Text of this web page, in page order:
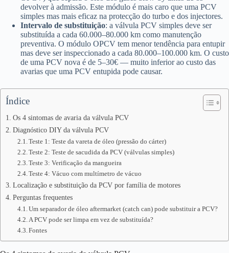
devolver à admissão. Este módulo é mais caro que uma PCV
simples mas mais eficaz na protecção do turbo e dos injectores.
Intervalo de substituição: a válvula PCV simples deve ser
substituída a cada 60.000–80.000 km como manutenção
preventiva. O módulo OPCV tem menor tendência para entupir
mas deve ser inspeccionado a cada 80.000–100.000 km. O custo
de uma PCV nova é de 5–30€ — muito inferior ao custo das
avarias que uma PCV entupida pode causar.
Índice
Os 4 sintomas de avaria da válvula PCV
Diagnóstico DIY da válvula PCV
Teste 1: Teste da vareta de óleo (pressão do cárter)
Teste 2: Teste de sacudida da PCV (válvulas simples)
Teste 3: Verificação da mangueira
Teste 4: Vácuo com multímetro de vácuo
Localização e substituição da PCV por família de motores
Perguntas frequentes
Um separador de óleo aftermarket (catch can) pode substituir a PCV?
A PCV pode ser limpa em vez de substituída?
Fontes